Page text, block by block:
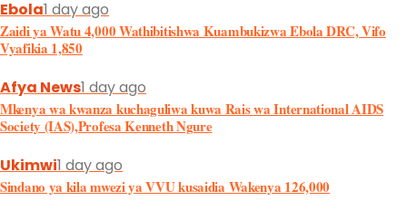
Vyafikia 1,850
Afya News1 day ago
Society (IAS),Profesa Kenneth Ngure
Ukimwi1 day ago
Hospital1 day ago